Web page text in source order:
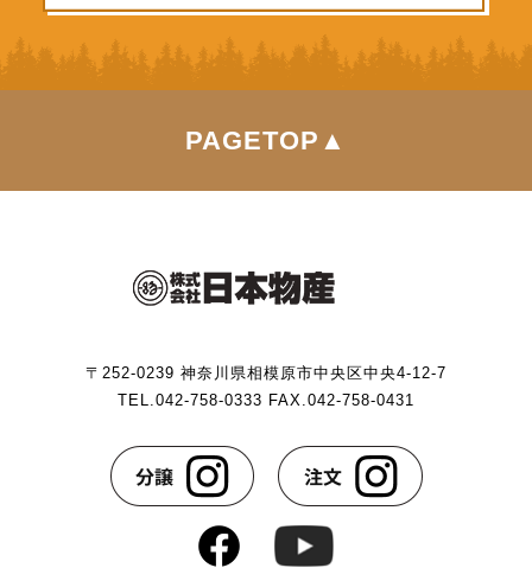
PAGETOP▲
〒252-0239 神奈川県相模原市中央区中央4-12-7
TEL.042-758-0333 FAX.042-758-0431